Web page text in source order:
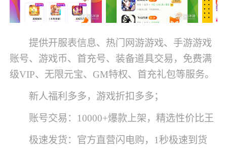
提供开服表信息、热门网游游戏、手游游戏
账号、游戏币、首充号、装备道具交易，免费满
级VIP、无限元宝、GM特权、首充礼包等服务。
新人福利多多，游戏折扣多多；
账号交易：10000+爆款上架，精选性价比王
极速发货：官方直营闪电购，1秒极速到货